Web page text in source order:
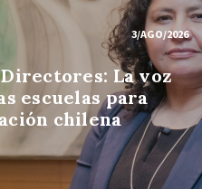
3/AGO/2026
La voz
escuelas para
chilena